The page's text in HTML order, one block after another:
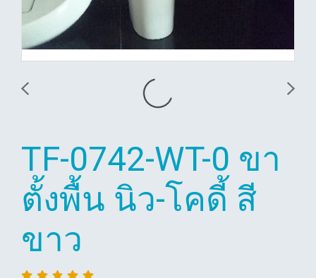
TF-0742-WT-0 ขา
ตั้งพื้น นิว-โคดี้ สี
ขาว